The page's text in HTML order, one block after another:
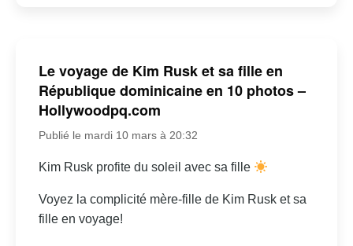
Le voyage de Kim Rusk et sa fille en
République dominicaine en 10 photos –
Hollywoodpq.com
Publié le mardi 10 mars à 20:32
Kim Rusk profite du soleil avec sa fille
Voyez la complicité mère-fille de Kim Rusk et sa
fille en voyage!